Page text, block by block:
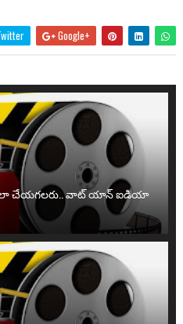
Google+
ఇలా చేయగలరు.. వాట్ యాన్ ఐడియా